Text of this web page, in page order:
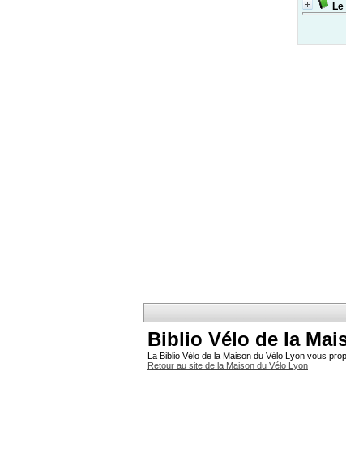
Biblio Vélo de la
La Biblio Vélo de la Maison du Vélo Lyon vous
Retour au site de la Maison du Vélo Lyon